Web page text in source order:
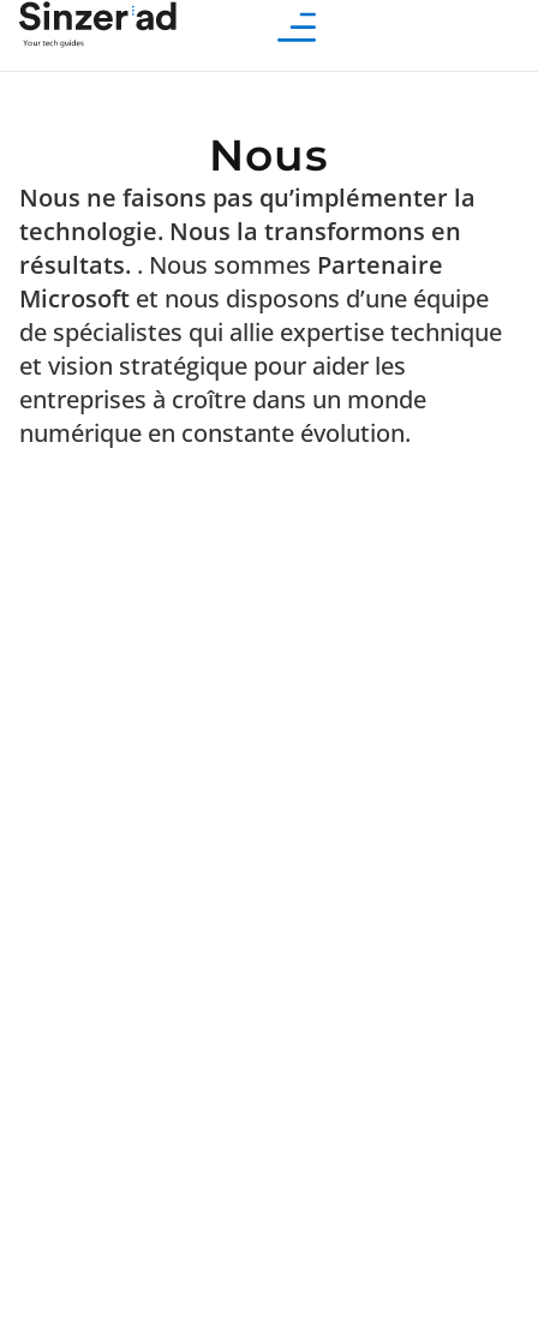
Nous
Nous ne faisons pas qu’implémenter la
technologie. Nous la transformons en
résultats. . Nous sommes Partenaire
Microsoft et nous disposons d’une équipe
de spécialistes qui allie expertise technique
et vision stratégique pour aider les
entreprises à croître dans un monde
numérique en constante évolution.